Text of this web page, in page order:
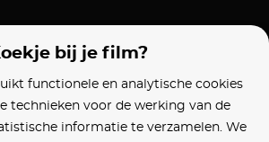
Koekje bij je film?
functionele en analytische cookies
technieken voor de werking van de
informatie te verzamelen. We